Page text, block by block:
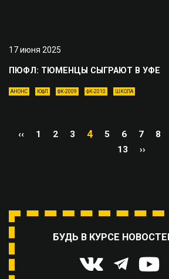
17 июня 2025
ПЮФЛ: ТЮМЕНЦЫ СЫГРАЮТ В УФЕ
АНОНС ЮФЛ ФК-2009 ФК-2010 ШКОЛА
‹‹ 1 2 3 4 5 6 7 8
13
››
БУДЬ В КУРСЕ